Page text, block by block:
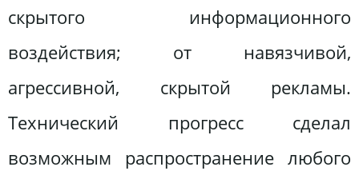
скрытого информационного
воздействия; от навязчивой,
агрессивной, скрытой рекламы.
Технический прогресс сделал
возможным распространение любого